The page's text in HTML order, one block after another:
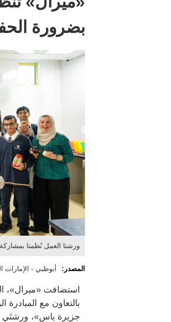
بضرورة
ورشتا العمل نُظمتا بمشاركة 40 طالباً. من المصدر
المصدر: أبوظبي - الإمارات
استضافت «ميرال»،
بالتعاون مع
جزيرة ياس»، ورشتَي